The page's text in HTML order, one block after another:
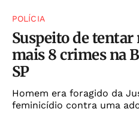
POLÍCIA
Suspeito de
mais 8 crimes na
SP
Homem era foragido da
feminicídio contra uma